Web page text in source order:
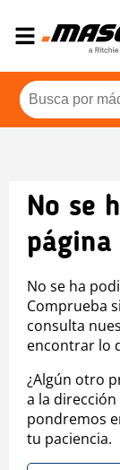
No se
página
No se ha
Comprueba
consulta
encontrar lo
¿Algún otro
a la
pondremos
tu paciencia.